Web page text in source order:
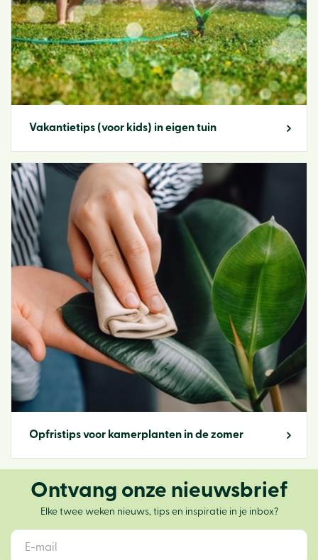
Vakantietips (voor kids) in eigen tuin
Opfristips voor kamerplanten in de zomer
Ontvang onze nieuwsbrief
Elke twee weken nieuws, tips en inspiratie in je inbox?